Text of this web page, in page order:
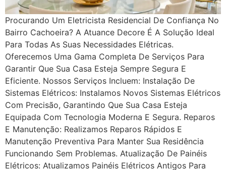
Procurando Um Eletricista Residencial De Confiança No
Bairro Cachoeira? A Atuance Decore É A Solução Ideal
Para Todas As Suas Necessidades Elétricas.
Oferecemos Uma Gama Completa De Serviços Para
Garantir Que Sua Casa Esteja Sempre Segura E
Eficiente. Nossos Serviços Incluem: Instalação De
Sistemas Elétricos: Instalamos Novos Sistemas Elétricos
Com Precisão, Garantindo Que Sua Casa Esteja
Equipada Com Tecnologia Moderna E Segura. Reparos
E Manutenção: Realizamos Reparos Rápidos E
Manutenção Preventiva Para Manter Sua Residência
Funcionando Sem Problemas. Atualização De Painéis
Elétricos: Atualizamos Painéis Elétricos Antigos Para